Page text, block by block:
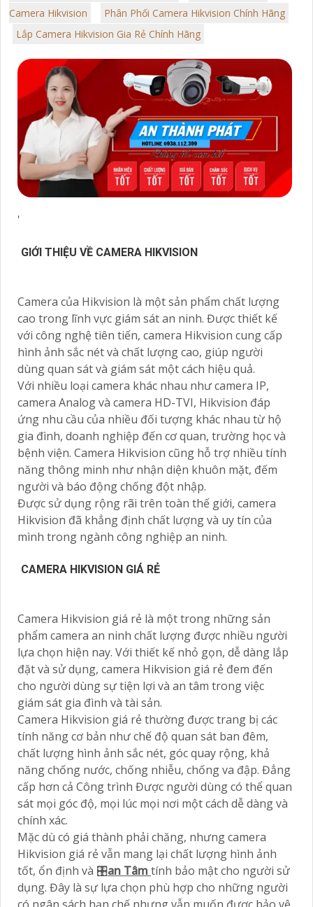
Camera Hikvision
Phân Phối Camera Hikvision Chính Hãng
Lắp Camera Hikvision Gia Rẻ Chính Hãng
'
GIỚI THIỆU VỀ CAMERA HIKVISION
Camera của Hikvision là một sản phẩm chất lượng
cao trong lĩnh vực giám sát an ninh. Được thiết kế
với công nghệ tiên tiến, camera Hikvision cung cấp
hình ảnh sắc nét và chất lượng cao, giúp người
dùng quan sát và giám sát một cách hiệu quả.
Với nhiều loại camera khác nhau như camera IP,
camera Analog và camera HD-TVI, Hikvision đáp
ứng nhu cầu của nhiều đối tượng khác nhau từ hộ
gia đình, doanh nghiệp đến cơ quan, trường học và
bệnh viện. Camera Hikvision cũng hỗ trợ nhiều tính
năng thông minh như nhận diện khuôn mặt, đếm
người và báo động chống đột nhập.
Được sử dụng rộng rãi trên toàn thế giới, camera
Hikvision đã khẳng định chất lượng và uy tín của
mình trong ngành công nghiệp an ninh.
CAMERA HIKVISION GIÁ RẺ
Camera Hikvision giá rẻ là một trong những sản
phẩm camera an ninh chất lượng được nhiều người
lựa chọn hiện nay. Với thiết kế nhỏ gọn, dễ dàng lắp
đặt và sử dụng, camera Hikvision giá rẻ đem đến
cho người dùng sự tiện lợi và an tâm trong việc
giám sát gia đình và tài sản.
Camera Hikvision giá rẻ thường được trang bị các
tính năng cơ bản như chế độ quan sát ban đêm,
chất lượng hình ảnh sắc nét, góc quay rộng, khả
năng chống nước, chống nhiễu, chống va đập. Đẳng
cấp hơn cả Công trình Được người dùng có thể quan
sát mọi góc độ, mọi lúc mọi nơi một cách dễ dàng và
chính xác.
Mặc dù có giá thành phải chăng, nhưng camera
Hikvision giá rẻ vẫn mang lại chất lượng hình ảnh
tốt, ổn định và 🎛an Tâm tính bảo mật cho người sử
dụng. Đây là sự lựa chọn phù hợp cho những người